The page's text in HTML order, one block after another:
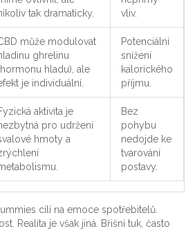
tak dramaticky.
vliv.
může modulovat
ghrelinu
hladu), ale
je individuální.
Potenciální
snížení
kalorického
příjmu.
aktivita je
pro udržení
hmoty a
Bez
pohybu
nedojde ke
tvarování
postavy.
cílí na emoce spotřebitelů.
Realita je však jiná. Břišní tuk, často